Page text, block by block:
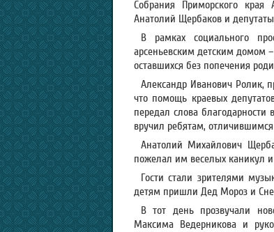
Собрания Приморского края
Анатолий Щербаков и
В рамках социального
арсеньевским детским домом
оставшихся без попечения
Александр Иванович Ролик,
что помощь краевых
передал слова
вручил ребятам,
Анатолий Михайлович
пожелал им веселых каникул
Гости стали зрителями
детям пришли Дед Мороз и
В тот день прозвучали
Максима Ведерникова и